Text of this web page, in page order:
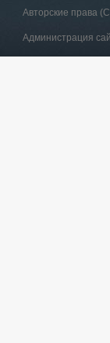
Авторские права
Администрация